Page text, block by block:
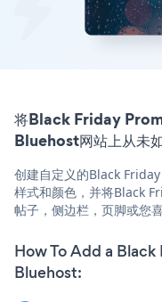
将Black Friday
Bluehost网站上从未
创建自定义的Black
样式和颜色，并将Black
帖子，侧边栏，页脚或您
How To Add a
Bluehost: